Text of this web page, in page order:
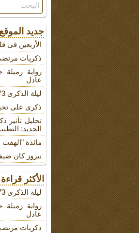
جديد الموقع
الأربعین فی
ذکریات
روایة
عادل
لیلة الذکرى 373 - 3
ذکری علی
تحلیل تأثیر
الجدید:
مائدة
نیروز کان
الأكثر قراءة
لیلة الذکرى 373 - 3
روایة
عادل
ذکریات